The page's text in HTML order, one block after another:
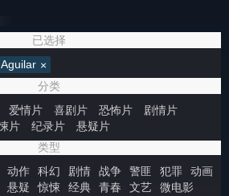
已选择
分类
爱情片 喜剧片 恐怖片
剧情片
片 纪录片
悬疑片
类型
动作 科幻 剧情 战争 警匪 犯罪
动画
悬疑 惊悚 经典 青春 文艺
微电影